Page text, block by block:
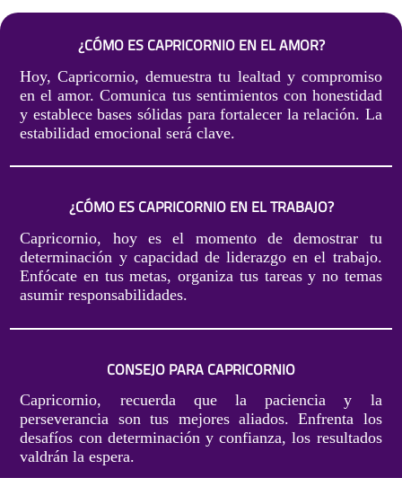
¿CÓMO ES CAPRICORNIO EN EL AMOR?
Hoy, Capricornio, demuestra tu lealtad y compromiso
en el amor. Comunica tus sentimientos con honestidad
y establece bases sólidas para fortalecer la relación. La
estabilidad emocional será clave.
¿CÓMO ES CAPRICORNIO EN EL TRABAJO?
Capricornio, hoy es el momento de demostrar tu
determinación y capacidad de liderazgo en el trabajo.
Enfócate en tus metas, organiza tus tareas y no temas
asumir responsabilidades.
CONSEJO PARA CAPRICORNIO
Capricornio, recuerda que la paciencia y la
perseverancia son tus mejores aliados. Enfrenta los
desafíos con determinación y confianza, los resultados
valdrán la espera.